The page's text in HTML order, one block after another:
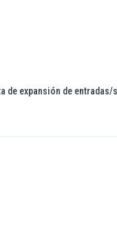
de expansión de entradas/